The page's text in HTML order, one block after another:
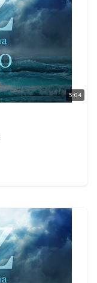
5:04